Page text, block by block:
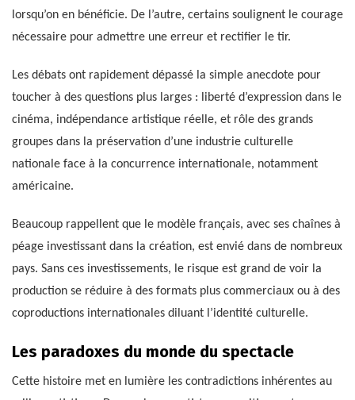
lorsqu’on en bénéficie. De l’autre, certains soulignent le courage
nécessaire pour admettre une erreur et rectifier le tir.
Les débats ont rapidement dépassé la simple anecdote pour
toucher à des questions plus larges : liberté d’expression dans le
cinéma, indépendance artistique réelle, et rôle des grands
groupes dans la préservation d’une industrie culturelle
nationale face à la concurrence internationale, notamment
américaine.
Beaucoup rappellent que le modèle français, avec ses chaînes à
péage investissant dans la création, est envié dans de nombreux
pays. Sans ces investissements, le risque est grand de voir la
production se réduire à des formats plus commerciaux ou à des
coproductions internationales diluant l’identité culturelle.
Les paradoxes du monde du spectacle
Cette histoire met en lumière les contradictions inhérentes au